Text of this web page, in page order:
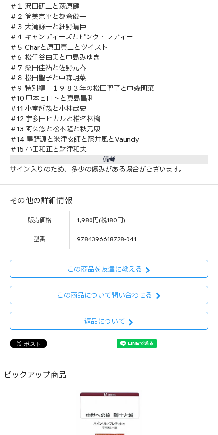
＃１ 沢田研二と萩原健一
＃２ 筒美京平と都倉俊一
＃３ 大滝詠一と細野晴臣
＃４ キャンディーズとピンク・レディー
＃５ Charと原田真二とツイスト
＃６ 松任谷由実と中島みゆき
＃７ 桑田佳祐と佐野元春
＃８ 松田聖子と中森明菜
＃９ 特別編 １９８３年の松田聖子と中森明菜
＃10 甲本ヒロトと真島昌利
＃11 小室哲哉と小林武史
＃12 宇多田ヒカルと椎名林檎
＃13 阿久悠と松本隆と秋元康
＃14 星野源と米津玄師と藤井風とVaundy
＃15 小田和正と財津和夫
備考
サイン入りのため、多少の傷みがある場合がございます。
その他の詳細情報
販売価格 1,980円(税180円)
型番 9784396618728-041
この商品を友達に教える
この商品について問い合わせる
返品について
ピックアップ商品